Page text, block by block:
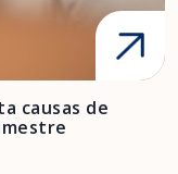
causas de